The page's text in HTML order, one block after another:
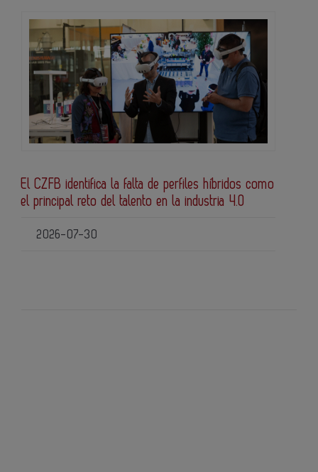
El CZFB identifica la falta de perfiles híbridos como
el principal reto del talento en la industria 4.0
2026-07-30